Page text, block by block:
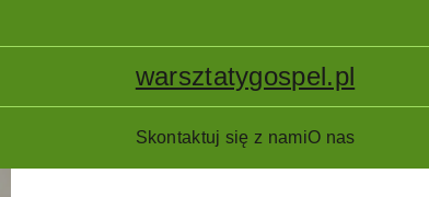
warsztatygospel.pl
Skontaktuj się z namiO nas